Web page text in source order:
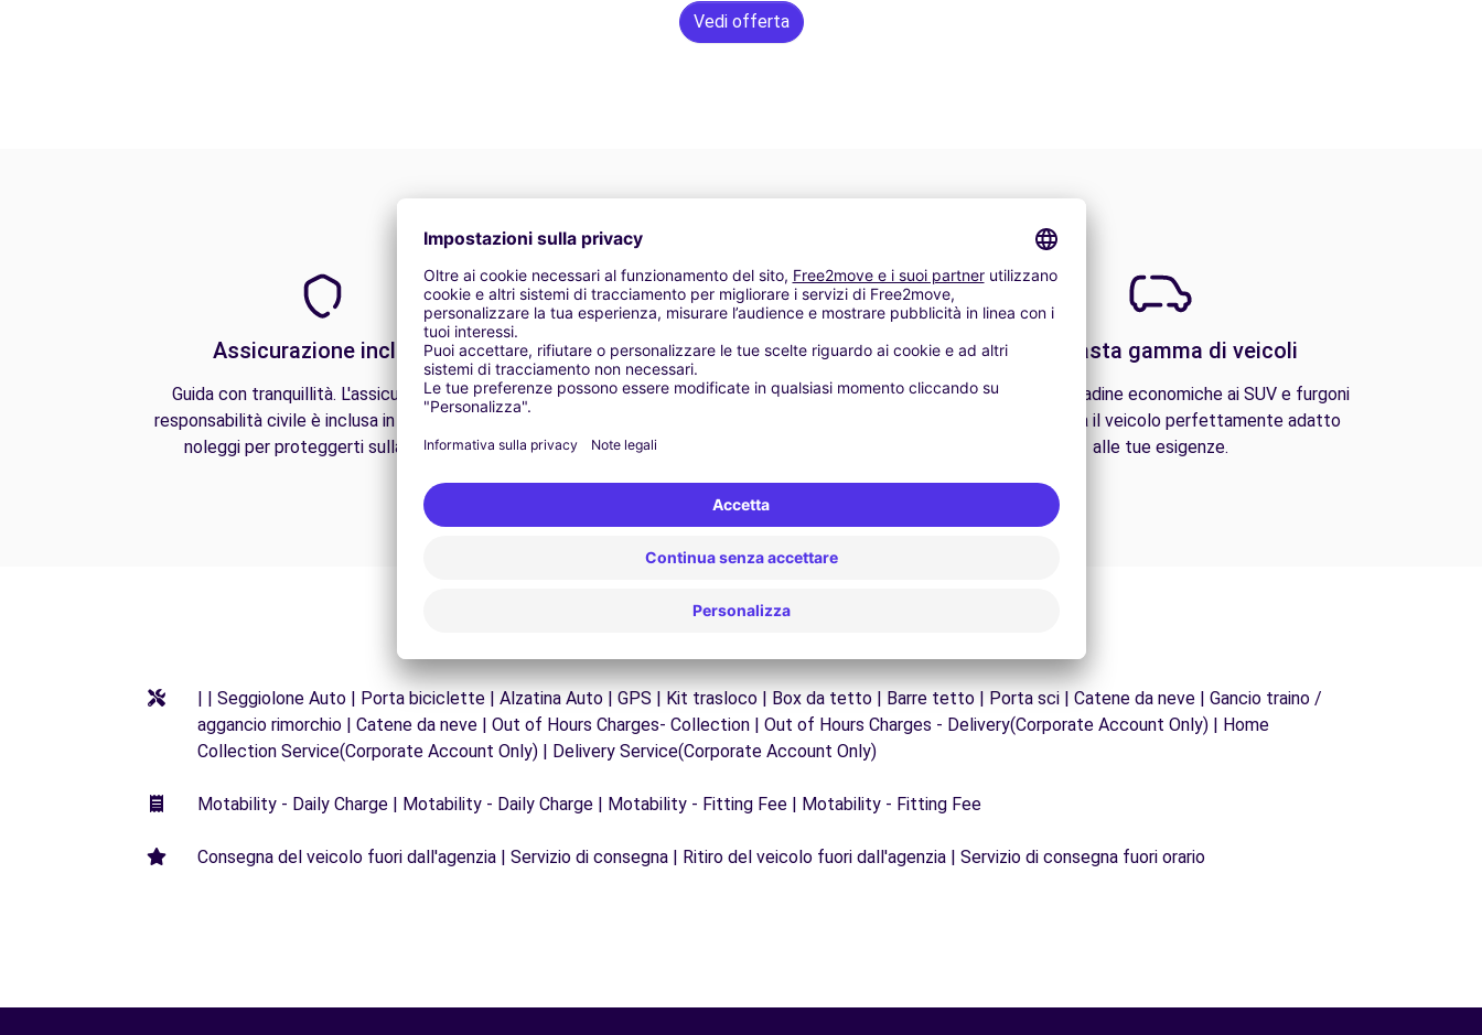
Vedi offerta
Assicurazione inclusa
Guida con tranquillità. L'assicurazione di
responsabilità civile è inclusa in tutti i nostri
noleggi per proteggerti sulla strada.
Assistenza 24/7
Problemi sulla strada? Il nostro servizio di
garantire un viaggio senza interruzioni.
Una vasta gamma di veicoli
Dalle auto cittadine economiche ai SUV e furgoni
familiari, trova il veicolo perfettamente adatto
alle tue esigenze.
| | Seggiolone Auto | Porta biciclette | Alzatina Auto | GPS | Kit trasloco | Box da tetto | Barre tetto | Porta sci | Catene da neve | Gancio traino /
aggancio rimorchio | Catene da neve | Out of Hours Charges- Collection | Out of Hours Charges - Delivery(Corporate Account Only) | Home
Collection Service(Corporate Account Only) | Delivery Service(Corporate Account Only)
Motability - Daily Charge | Motability - Daily Charge | Motability - Fitting Fee | Motability - Fitting Fee
Consegna del veicolo fuori dall'agenzia | Servizio di consegna | Ritiro del veicolo fuori dall'agenzia | Servizio di consegna fuori orario